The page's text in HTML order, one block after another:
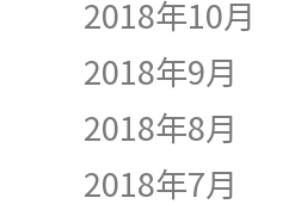
2018年10月
2018年9月
2018年8月
2018年7月